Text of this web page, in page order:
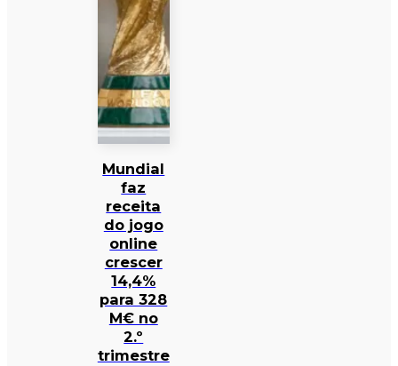
Mundial
faz
receita
do jogo
online
crescer
14,4%
para 328
M€ no
2.º
trimestre